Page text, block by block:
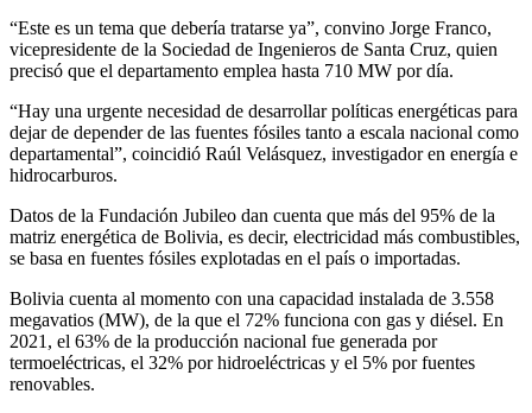
“Este es un tema que debería tratarse ya”, convino Jorge Franco,
vicepresidente de la Sociedad de Ingenieros de Santa Cruz, quien
precisó que el departamento emplea hasta 710 MW por día.
“Hay una urgente necesidad de desarrollar políticas energéticas para
dejar de depender de las fuentes fósiles tanto a escala nacional como
departamental”, coincidió Raúl Velásquez, investigador en energía e
hidrocarburos.
Datos de la Fundación Jubileo dan cuenta que más del 95% de la
matriz energética de Bolivia, es decir, electricidad más combustibles,
se basa en fuentes fósiles explotadas en el país o importadas.
Bolivia cuenta al momento con una capacidad instalada de 3.558
megavatios (MW), de la que el 72% funciona con gas y diésel. En
2021, el 63% de la producción nacional fue generada por
termoeléctricas, el 32% por hidroeléctricas y el 5% por fuentes
renovables.